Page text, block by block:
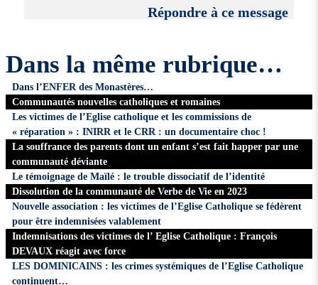
Répondre à ce message
Dans la même rubrique…
Dans l’ENFER des Monastères…
Communautés nouvelles catholiques et romaines
Les victimes de l’Eglise catholique et les commissions de
« réparation » : INIRR et le CRR : un documentaire choc !
La souffrance des parents dont un enfant s’est fait happer par une
communauté déviante
Le témoignage de Maïlé : le trouble dissociatif de l’identité
Dissolution de la communauté de Verbe de Vie en 2023
Nouvelle association : les victimes de l’Eglise Catholique se fédèrent
pour être indemnisées valablement
Indemnisations des victimes de l’ Eglise Catholique : François
DEVAUX réagit avec force
LES DOMINICAINS : les crimes systémiques de l’Eglise Catholique
continuent…